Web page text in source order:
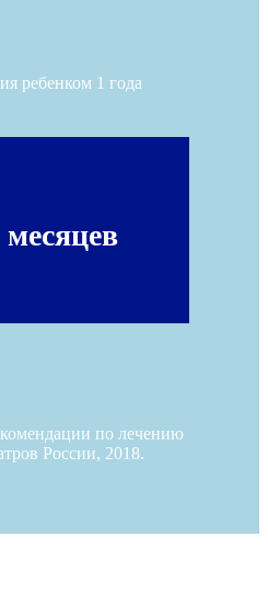
ребенком 1 года
месяцев
по лечению
России, 2018.